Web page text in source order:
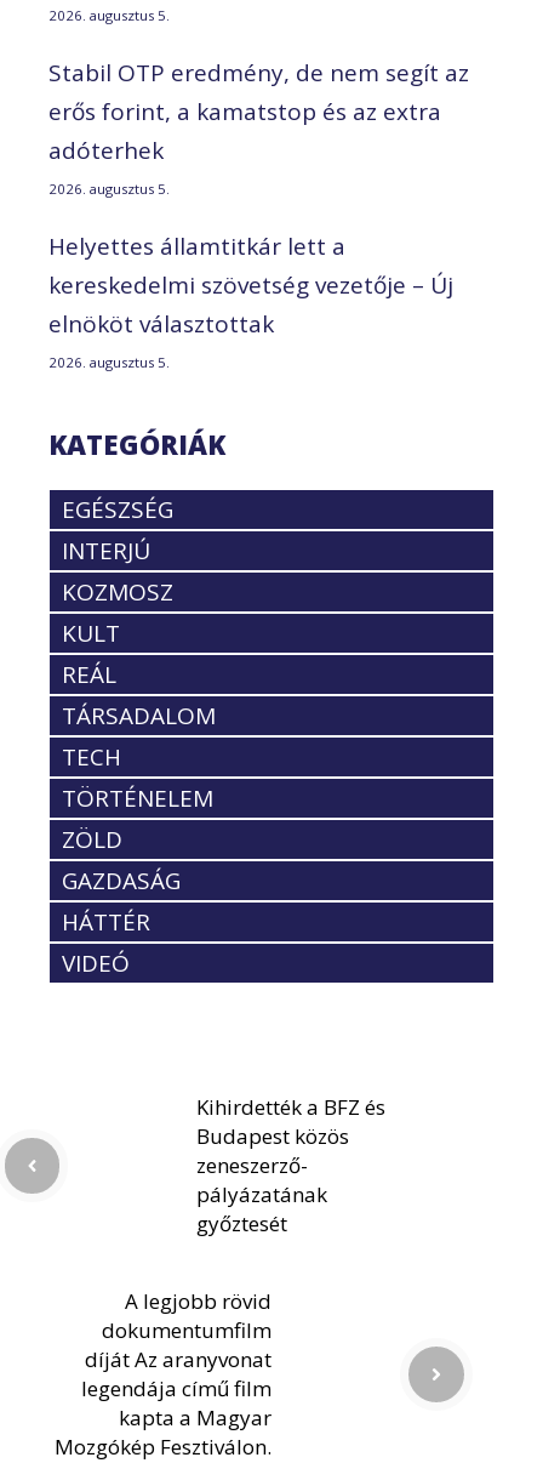
2026. augusztus 5.
Stabil OTP eredmény, de nem segít az
erős forint, a kamatstop és az extra
adóterhek
2026. augusztus 5.
Helyettes államtitkár lett a
kereskedelmi szövetség vezetője – Új
elnököt választottak
2026. augusztus 5.
KATEGÓRIÁK
EGÉSZSÉG
INTERJÚ
KOZMOSZ
KULT
REÁL
TÁRSADALOM
TECH
TÖRTÉNELEM
ZÖLD
GAZDASÁG
HÁTTÉR
VIDEÓ
Kihirdették a BFZ és
Budapest közös
zeneszerző-
pályázatának
győztesét
A legjobb rövid
dokumentumfilm
díját Az aranyvonat
legendája című film
kapta a Magyar
Mozgókép Fesztiválon.